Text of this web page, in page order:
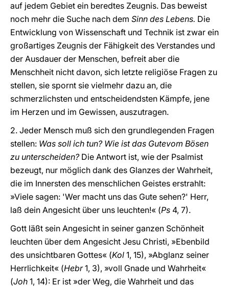
auf jedem Gebiet ein beredtes Zeugnis. Das beweist
noch mehr die Suche nach dem Sinn des Lebens. Die
Entwicklung von Wissenschaft und Technik ist zwar ein
großartiges Zeugnis der Fähigkeit des Verstandes und
der Ausdauer der Menschen, befreit aber die
Menschheit nicht davon, sich letzte religiöse Fragen zu
stellen, sie spornt sie vielmehr dazu an, die
schmerzlichsten und entscheidendsten Kämpfe, jene
im Herzen und im Gewissen, auszutragen.
2. Jeder Mensch muß sich den grundlegenden Fragen
stellen: Was soll ich tun? Wie ist das Gutevom Bösen
zu unterscheiden? Die Antwort ist, wie der Psalmist
bezeugt, nur möglich dank des Glanzes der Wahrheit,
die im Innersten des menschlichen Geistes erstrahlt:
»Viele sagen: 'Wer macht uns das Gute sehen?' Herr,
laß dein Angesicht über uns leuchten!« (Ps 4, 7).
Gott läßt sein Angesicht in seiner ganzen Schönheit
leuchten über dem Angesicht Jesu Christi, »Ebenbild
des unsichtbaren Gottes« (Kol 1, 15), »Abglanz seiner
Herrlichkeit« (Hebr1, 3), »voll Gnade und Wahrheit«
(Joh 1, 14): Er ist »der Weg, die Wahrheit und das